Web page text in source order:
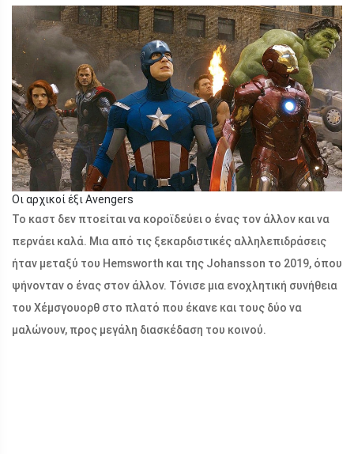
Οι αρχικοί έξι Avengers
Το καστ δεν πτοείται να κοροϊδεύει ο ένας τον άλλον και να
περνάει καλά. Μια από τις ξεκαρδιστικές αλληλεπιδράσεις
ήταν μεταξύ του Hemsworth και της Johansson το 2019, όπου
ψήνονταν ο ένας στον άλλον. Τόνισε μια ενοχλητική συνήθεια
του Χέμσγουορθ στο πλατό που έκανε και τους δύο να
μαλώνουν, προς μεγάλη διασκέδαση του κοινού.